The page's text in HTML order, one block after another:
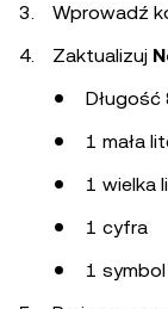
Wprowadź
Zaktualizuj
1 mała
1 wielka
1 cyfra
1 symbol